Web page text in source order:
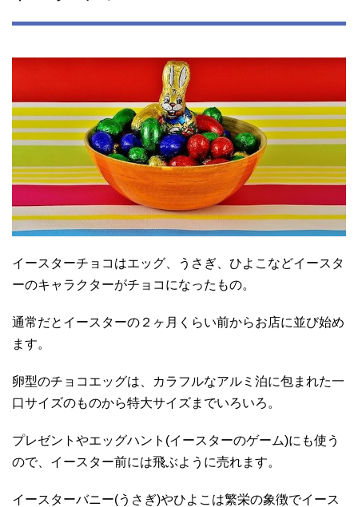
イースターチョコはエッグ、うさぎ、ひよこなどイースタ
ーのキャラクターがチョコになったもの。
通常だとイースターの２ヶ月くらい前からお店に並び始め
ます。
卵型のチョコエッグは、カラフルなアルミ泊に包まれた一
口サイズのものから特大サイズまでいろいろ。
プレゼントやエッグハント(イースターのゲーム)にも使う
ので、イースター前には飛ぶように売れます。
イースターバニー(うさぎ)やひよこは繁栄の象徴でイース